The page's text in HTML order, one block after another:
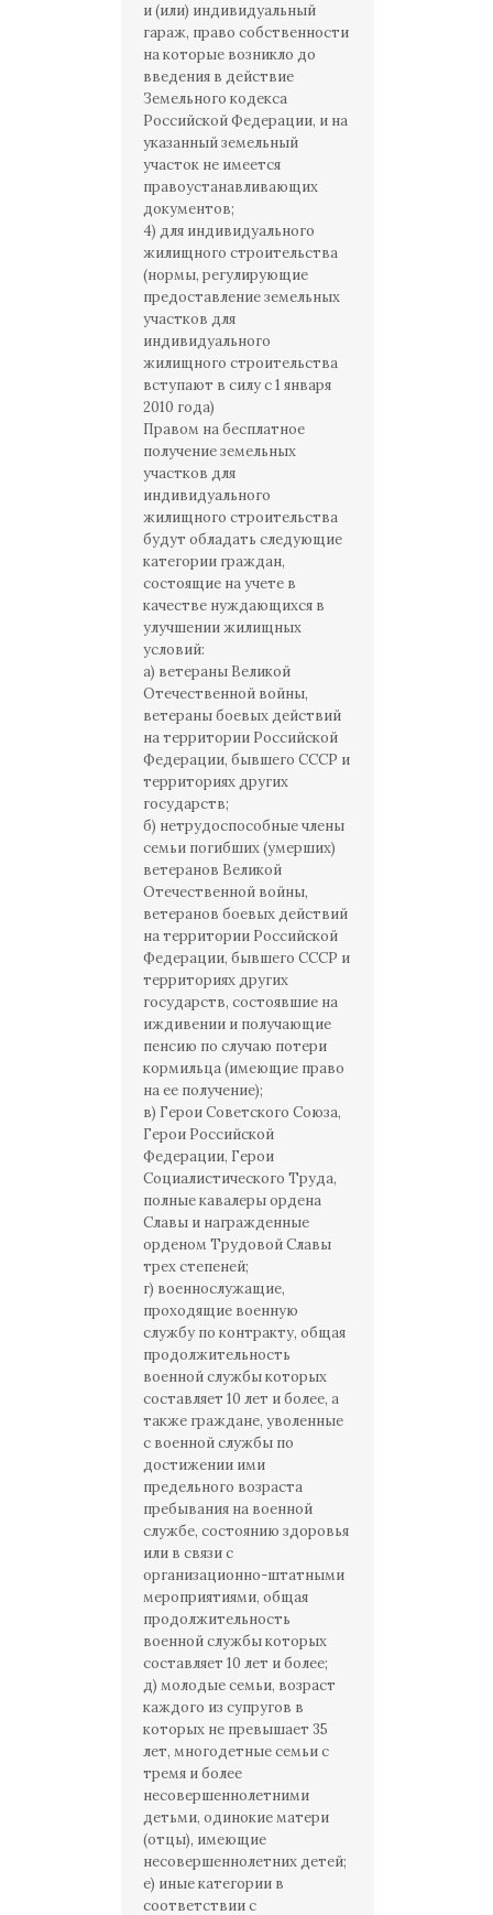
и (или) индивидуальный
гараж, право собственности
на которые возникло до
введения в действие
Земельного кодекса
Российской Федерации, и на
указанный земельный
участок не имеется
правоустанавливающих
документов;
4) для индивидуального
жилищного строительства
(нормы, регулирующие
предоставление земельных
участков для
индивидуального
жилищного строительства
вступают в силу с 1 января
2010 года)
Правом на бесплатное
получение земельных
участков для
индивидуального
жилищного строительства
будут обладать следующие
категории граждан,
состоящие на учете в
качестве нуждающихся в
улучшении жилищных
условий:
а) ветераны Великой
Отечественной войны,
ветераны боевых действий
на территории Российской
Федерации, бывшего СССР и
территориях других
государств;
б) нетрудоспособные члены
семьи погибших (умерших)
ветеранов Великой
Отечественной войны,
ветеранов боевых действий
на территории Российской
Федерации, бывшего СССР и
территориях других
государств, состоявшие на
иждивении и получающие
пенсию по случаю потери
кормильца (имеющие право
на ее получение);
в) Герои Советского Союза,
Герои Российской
Федерации, Герои
Социалистического Труда,
полные кавалеры ордена
Славы и награжденные
орденом Трудовой Славы
трех степеней;
г) военнослужащие,
проходящие военную
службу по контракту, общая
продолжительность
военной службы которых
составляет 10 лет и более, а
также граждане, уволенные
с военной службы по
достижении ими
предельного возраста
пребывания на военной
службе, состоянию здоровья
или в связи с
организационно-штатными
мероприятиями, общая
продолжительность
военной службы которых
составляет 10 лет и более;
д) молодые семьи, возраст
каждого из супругов в
которых не превышает 35
лет, многодетные семьи с
тремя и более
несовершеннолетними
детьми, одинокие матери
(отцы), имеющие
несовершеннолетних детей;
е) иные категории в
соответствии с